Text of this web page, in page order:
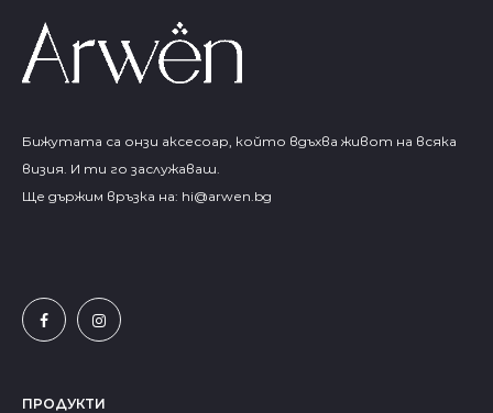
Бижутата са онзи аксесоар, който вдъхва живот на всяка
визия. И ти го заслужаваш.
Ще държим връзка на: hi@arwen.bg
ПРОДУКТИ